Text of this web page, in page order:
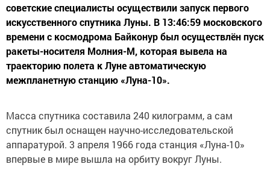
советские специалисты осуществили запуск первого
искусственного спутника Луны. В 13:46:59 московского
времени с космодрома Байконур был осуществлён пуск
ракеты-носителя Молния-М, которая вывела на
траекторию полета к Луне автоматическую
межпланетную станцию «Луна-10».
Масса спутника составила 240 килограмм, а сам
спутник был оснащен научно-исследовательской
аппаратурой. 3 апреля 1966 года станция «Луна-10»
впервые в мире вышла на орбиту вокруг Луны.